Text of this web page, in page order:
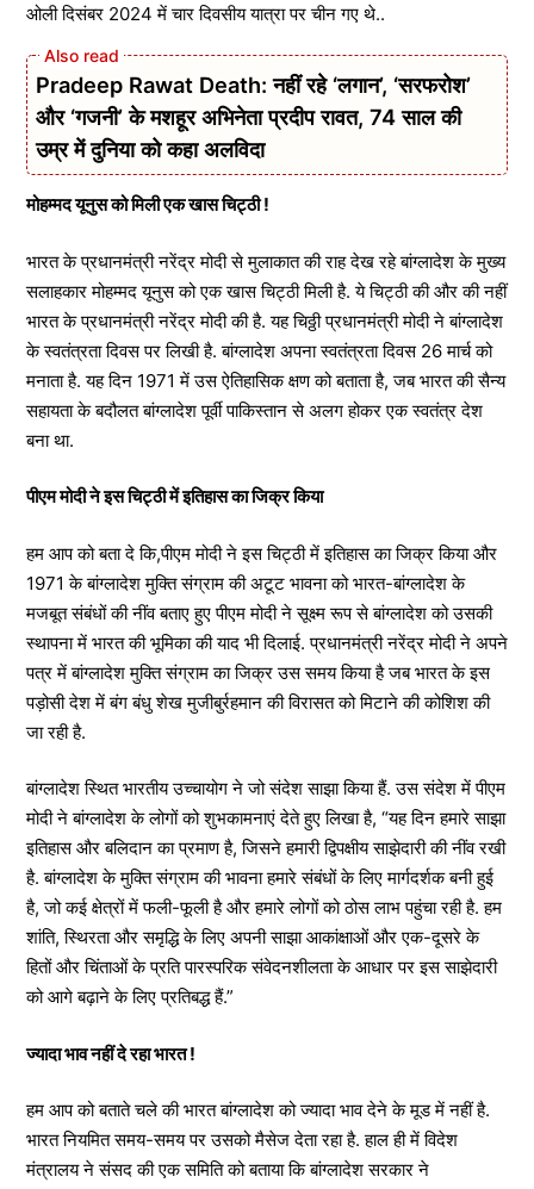
ओली दिसंबर 2024 में चार दिवसीय यात्रा पर चीन गए थे..
Pradeep Rawat Death: नहीं रहे ‘लगान’, ‘सरफरोश’
और ‘गजनी’ के मशहूर अभिनेता प्रदीप रावत, 74 साल की
उम्र में दुनिया को कहा अलविदा
मोहम्मद यूनुस को मिली एक खास चिट्ठी !
भारत के प्रधानमंत्री नरेंद्र मोदी से मुलाकात की राह देख रहे बांग्लादेश के मुख्य
सलाहकार मोहम्मद यूनुस को एक खास चिट्ठी मिली है. ये चिट्ठी की और की नहीं
भारत के प्रधानमंत्री नरेंद्र मोदी की है. यह चिठ्ठी प्रधानमंत्री मोदी ने बांग्लादेश
के स्वतंत्रता दिवस पर लिखी है. बांग्लादेश अपना स्वतंत्रता दिवस 26 मार्च को
मनाता है. यह दिन 1971 में उस ऐतिहासिक क्षण को बताता है, जब भारत की सैन्य
सहायता के बदौलत बांग्लादेश पूर्वी पाकिस्तान से अलग होकर एक स्वतंत्र देश
बना था.
पीएम मोदी ने इस चिट्ठी में इतिहास का जिक्र किया
हम आप को बता दे कि,पीएम मोदी ने इस चिट्ठी में इतिहास का जिक्र किया और
1971 के बांग्लादेश मुक्ति संग्राम की अटूट भावना को भारत-बांग्लादेश के
मजबूत संबंधों की नींव बताए हुए पीएम मोदी ने सूक्ष्म रूप से बांग्लादेश को उसकी
स्थापना में भारत की भूमिका की याद भी दिलाई. प्रधानमंत्री नरेंद्र मोदी ने अपने
पत्र में बांग्लादेश मुक्ति संग्राम का जिक्र उस समय किया है जब भारत के इस
पड़ोसी देश में बंग बंधु शेख मुजीबुर्रहमान की विरासत को मिटाने की कोशिश की
जा रही है.
बांग्लादेश स्थित भारतीय उच्चायोग ने जो संदेश साझा किया हैं. उस संदेश में पीएम
मोदी ने बांग्लादेश के लोगों को शुभकामनाएं देते हुए लिखा है, “यह दिन हमारे साझा
इतिहास और बलिदान का प्रमाण है, जिसने हमारी द्विपक्षीय साझेदारी की नींव रखी
है. बांग्लादेश के मुक्ति संग्राम की भावना हमारे संबंधों के लिए मार्गदर्शक बनी हुई
है, जो कई क्षेत्रों में फली-फूली है और हमारे लोगों को ठोस लाभ पहुंचा रही है. हम
शांति, स्थिरता और समृद्धि के लिए अपनी साझा आकांक्षाओं और एक-दूसरे के
हितों और चिंताओं के प्रति पारस्परिक संवेदनशीलता के आधार पर इस साझेदारी
को आगे बढ़ाने के लिए प्रतिबद्ध हैं.”
ज्यादा भाव नहीं दे रहा भारत !
हम आप को बताते चले की भारत बांग्लादेश को ज्यादा भाव देने के मूड में नहीं है.
भारत नियमित समय-समय पर उसको मैसेज देता रहा है. हाल ही में विदेश
मंत्रालय ने संसद की एक समिति को बताया कि बांग्लादेश सरकार ने